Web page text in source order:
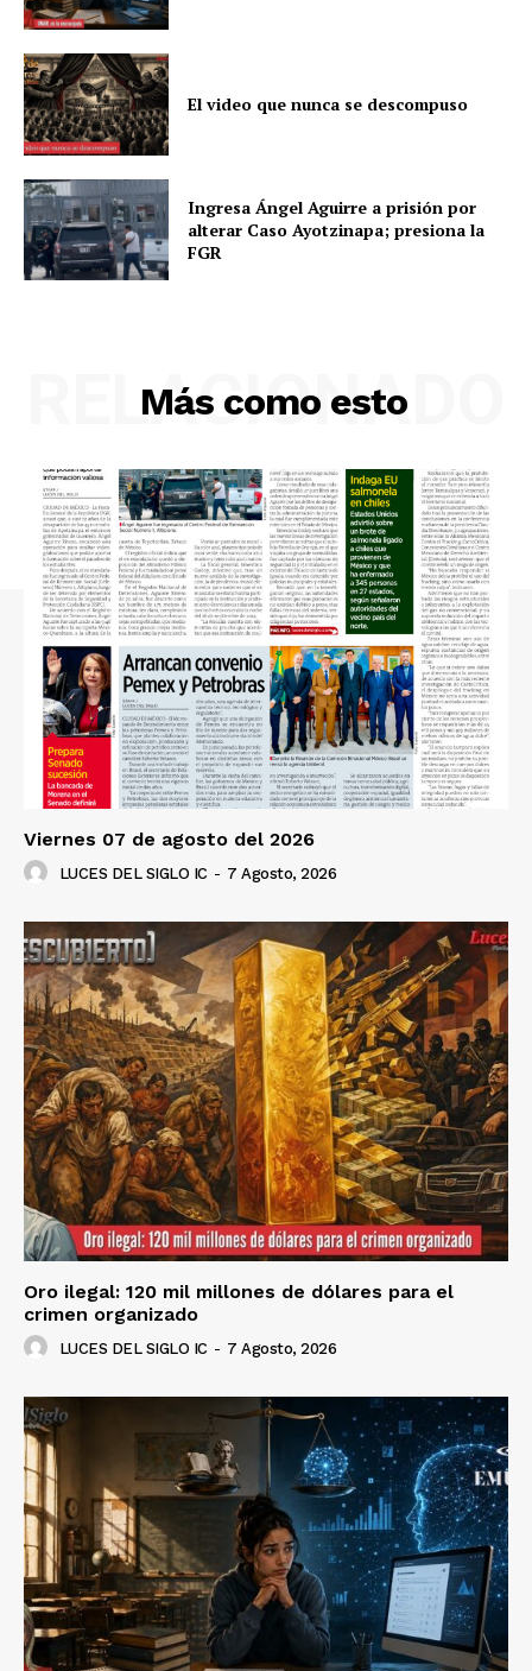
El video que nunca se descompuso
Ingresa Ángel Aguirre a prisión por
alterar Caso Ayotzinapa; presiona la
FGR
Más como esto
RELACIONADO
Viernes 07 de agosto del 2026
LUCES DEL SIGLO IC - 7 Agosto, 2026
Oro ilegal: 120 mil millones de dólares para el
crimen organizado
LUCES DEL SIGLO IC - 7 Agosto, 2026